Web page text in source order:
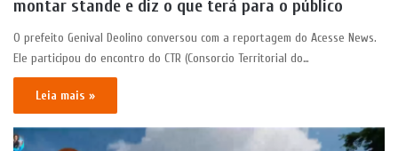
montar stande e diz o que terá para o público
O prefeito Genival Deolino conversou com a reportagem do Acesse News.
Ele participou do encontro do CTR (Consorcio Territorial do…
Leia mais »